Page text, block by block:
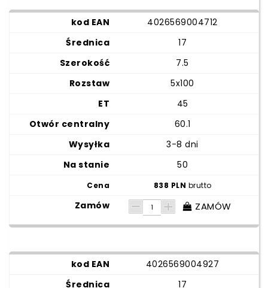
4026569004712
17
7.5
5x100
45
60.1
3-8 dni
50
838 PLN brutto
ZAMÓW
4026569004927
17